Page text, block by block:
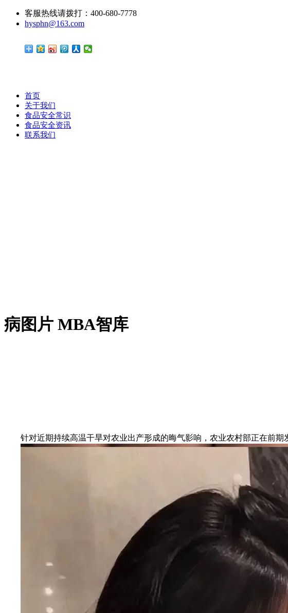
客服热线请拨打：400-680-7778
hysphn@163.com
首页
关于我们
食品安全常识
食品安全资讯
联系我们
病图片 MBA智库
针对近期持续高温干旱对农业出产形成的晦气影响，农业农村部正在前期